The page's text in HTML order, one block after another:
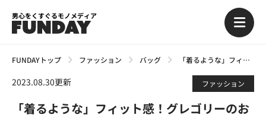
男心をくすぐるモノメディア
FUNDAYトップ ファッション バッグ 「着るような」フィット感！グレゴリーのおすすめデイパック5選
2023.08.30更新 ファッション
「着るような」フィット感！グレゴリーのお